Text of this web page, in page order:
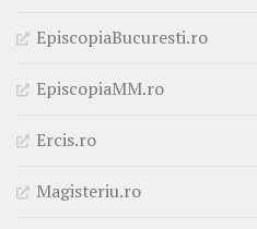
EpiscopiaBucuresti.ro
EpiscopiaMM.ro
Ercis.ro
Magisteriu.ro